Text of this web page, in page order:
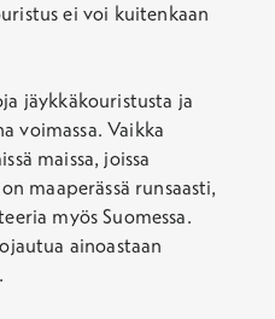
ei voi kuitenkaan
jäykkäkouristusta ja
voimassa. Vaikka
maissa, joissa
maaperässä runsaasti,
myös Suomessa.
ainoastaan